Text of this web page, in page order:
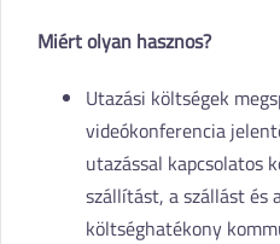
Miért olyan hasznos?
Utazási költségek
videókonferencia
utazással kapcsolatos
szállítást, a szállást és
költséghatékony